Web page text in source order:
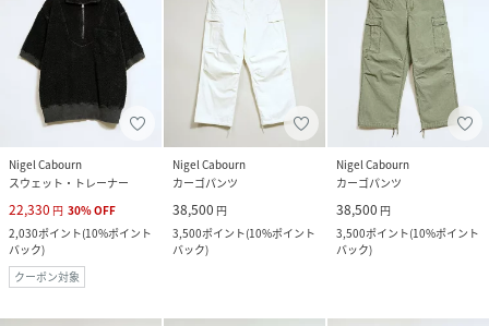
Nigel Cabourn
スウェット・トレーナー
22,330 円 30%OFF
2,030ポイント(10%ポイント
バック)
クーポン対象
Nigel Cabourn
カーゴパンツ
38,500 円
3,500ポイント(10%ポイント
バック)
Nigel Cabourn
カーゴパンツ
38,500 円
3,500ポイント(10%ポイント
バック)